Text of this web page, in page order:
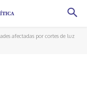
afectadas por cortes de luz